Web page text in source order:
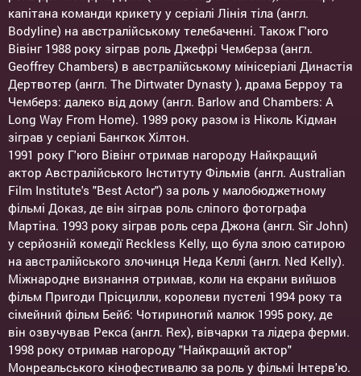
капітана команди крикету у серіалі Лінія тіла (англ.
Bodyline) на австралійському телебаченні. Також Г'юго
Вівінг 1988 року зіграв роль Джефрі Чемберза (англ.
Geoffrey Chambers) в австралійському мінісеріалі Династія
Дертвотер (англ. The Dirtwater Dynasty ), драма Берроу та
Чемберз: далеко від дому (англ. Barlow and Chambers: A
Long Way From Home). 1989 року разом із Ніколь Кідман
зіграв у серіалі Бангкок Хілтон.
1991 року Г'юго Вівінг отримав нагороду Найкращий
актор Австралійського Інституту Фільмів (англ. Australian
Film Institute's "Best Actor") за роль у малобюджетному
фільмі Доказ, де він зіграв роль сліпого фотографа
Мартіна. 1993 року зіграв роль сера Джона (англ. Sir John)
у серйозній комедії Reckless Kelly, що була злою сатирою
на австралійського злочинця Неда Келлі (англ. Ned Kelly).
Міжнародне визнання отримав, коли на екрани вийшов
фільм Пригоди Прісцилли, королеви пустелі 1994 року та
сімейний фільм Бейб: Чотириногий малюк 1995 року, де
він озвучував Рекса (англ. Rex), вівчарки та лідера ферми.
1998 року отримав нагороду "Найкращий актор"
Монреальського кінофестивалю за роль у фільмі Інтерв'ю.